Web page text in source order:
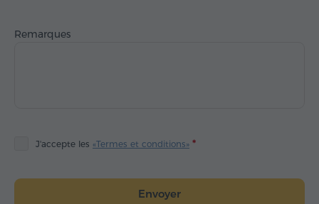
Remarques
J'accepte les «Termes et conditions»
Envoyer